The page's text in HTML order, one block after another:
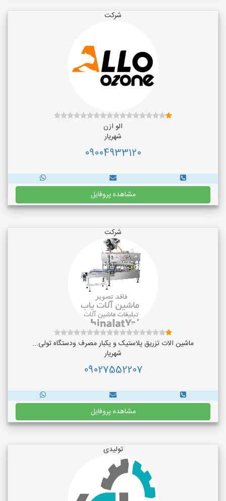
شرکت
الو ازن
شهریار
09004933120
مشاهده پروفایل
شرکت
ماشین الات تزریق پلاستیک و یکبار مصرف ودستگاه تولی...
شهریار
09027552207
مشاهده پروفایل
تولیدی